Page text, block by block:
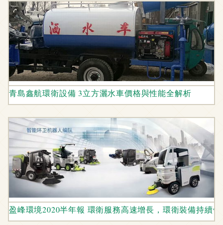
青島鑫航環衛設備 3立方灑水車價格與性能全解析
盈峰環境2020半年報 環衛服務高速增長，環衛裝備持續